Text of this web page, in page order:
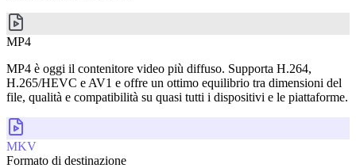
MP4
MP4 è oggi il contenitore video più diffuso. Supporta H.264,
H.265/HEVC e AV1 e offre un ottimo equilibrio tra dimensioni del
file, qualità e compatibilità su quasi tutti i dispositivi e le piattaforme.
MKV
Formato di destinazione